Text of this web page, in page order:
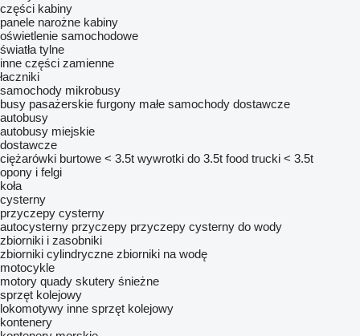
części kabiny
panele narożne kabiny
oświetlenie samochodowe
światła tylne
inne części zamienne
łaczniki
samochody mikrobusy
busy pasażerskie furgony małe samochody dostawcze
autobusy
autobusy miejskie
dostawcze
ciężarówki burtowe < 3.5t wywrotki do 3.5t food trucki < 3.5t
opony i felgi
koła
cysterny
przyczepy cysterny
autocysterny przyczepy przyczepy cysterny do wody
zbiorniki i zasobniki
zbiorniki cylindryczne zbiorniki na wodę
motocykle
motory quady skutery śnieżne
sprzęt kolejowy
lokomotywy inne sprzęt kolejowy
kontenery